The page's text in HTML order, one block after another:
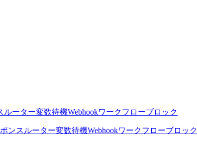
ルーター変数待機Webhookワークフローブロック
ンス ルーター変数待機Webhookワークフローブロック